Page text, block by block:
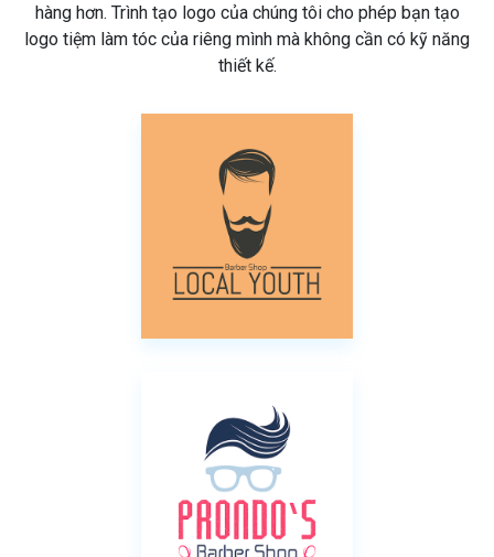
hàng hơn. Trình tạo logo của chúng tôi cho phép bạn tạo
logo tiệm làm tóc của riêng mình mà không cần có kỹ năng
thiết kế.